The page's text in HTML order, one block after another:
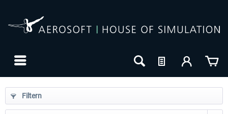
Filtern